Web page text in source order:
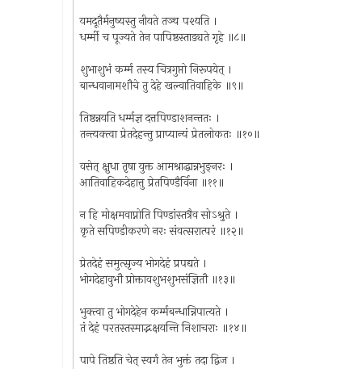
यमदूतैर्मनुष्यस्तु नीयते तञ्च पश्यति ।
धर्म्मी च पूज्यते तेन पापिष्ठस्ताड्यते गृहे ॥८॥
शुभाशुभं कर्म्म तस्य चित्रगुप्तो निरूपयेत् ।
बान्धवानामशौचे तु देहे खल्वातिवाहिके ॥९॥
तिष्ठन्नयति धर्म्मज्ञ दत्तपिण्डाशनन्ततः ।
तन्त्यक्त्वा प्रेतदेहन्तु प्राप्यान्यं प्रेतलोकतः ॥१०॥
वसेत् क्षुधा तृषा युक्त आमश्राद्धान्नभुङ्‌नरः ।
आतिवाहिकदेहात्तु प्रेतपिण्डैर्विना ॥११॥
न हि मोक्षमवाप्नोति पिण्डांस्तत्रैव सोऽश्रुते ।
कृते सपिण्डीकरणे नरः संवत्सरात्परं ॥१२॥
प्रेतदेहं समुत्सृज्य भोगदेहं प्रपद्यते ।
भोगदेहावुभौ प्रोक्तावशुभशुभसंज्ञितौ ॥१३॥
भुक्त्वा तु भोगदेहेन कर्म्मबन्धान्निपात्यते ।
तं देहं परतस्तस्माद्भक्षयन्ति निशाचराः ॥१४॥
पापे तिष्ठति चेत् स्वर्गं तेन भुक्तं तदा द्विज ।